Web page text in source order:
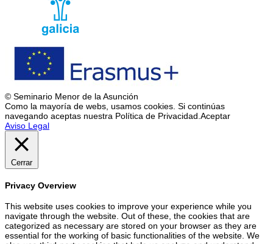
© Seminario Menor de la Asunción
Como la mayoría de webs, usamos cookies. Si continúas
navegando aceptas nuestra Política de Privacidad. Aceptar
Aviso Legal
Cerrar
Privacy Overview
This website uses cookies to improve your experience while you
navigate through the website. Out of these, the cookies that are
categorized as necessary are stored on your browser as they are
essential for the working of basic functionalities of the website. We